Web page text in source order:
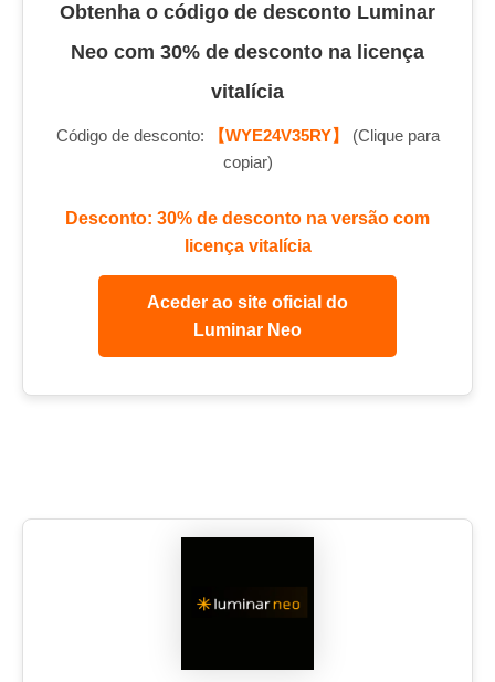
Obtenha o código de desconto Luminar
Neo com 30% de desconto na licença
vitalícia
Código de desconto: 【WYE24V35RY】
(Clique para
copiar)
Desconto: 30% de desconto na versão com
licença vitalícia
Aceder ao site oficial do
Luminar Neo